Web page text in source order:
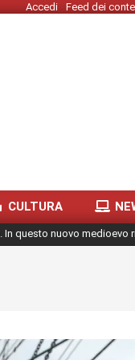
Accedi Feed dei
CULTURA
questo nuovo